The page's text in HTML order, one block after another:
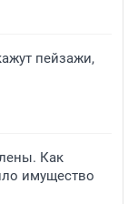
пейзажи,
Как
имущество